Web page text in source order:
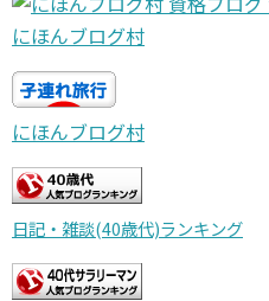
にほんブログ村
にほんブログ村
日記・雑談(40歳代)ランキング